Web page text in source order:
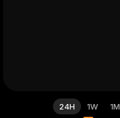
24H 1W 1M